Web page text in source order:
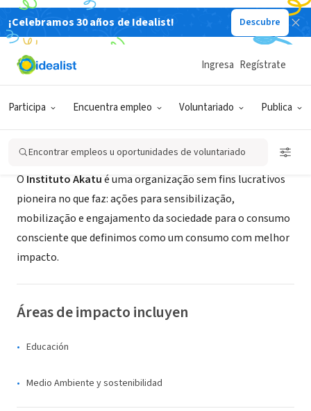
¡Celebramos 30 años de Idealist! Descubre
Participa Encuentra empleo Voluntariado Publica
Ingresa Regístrate
Encontrar empleos u oportunidades de voluntariado
ORGANIZACIÓN SIN FIN DE LUCRO
Instituto Akatu
O Instituto Akatué uma organização sem fins lucrativos
pioneira no que faz: ações para sensibilização,
mobilização e engajamento da sociedade para o consumo
consciente que definimos como um consumo com melhor
impacto.
Áreas de impacto incluyen
Educación
Medio Ambiente y sostenibilidad